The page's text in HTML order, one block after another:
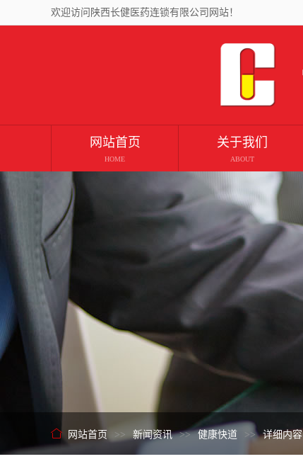
欢迎访问陕西长健医药连锁有限公司网站！
网站首页
HOME
关于我们
ABOUT
网站首页 >> 新闻资讯 >> 健康快道 >> 详细内容